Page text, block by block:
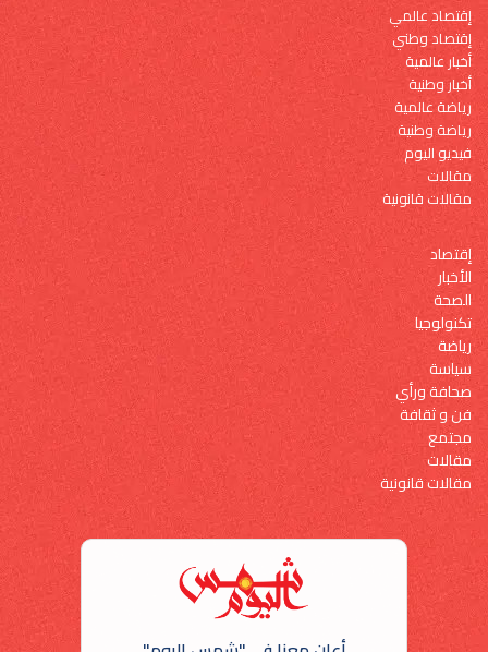
إقتصاد عالمي
إقتصاد وطني
أخبار عالمية
أخبار وطنية
رياضة عالمية
رياضة وطنية
فيديو اليوم
مقالات
مقالات قانونية
إقتصاد
الأخبار
الصحة
تكنولوجيا
رياضة
سياسة
صحافة ورأي
فن و ثقافة
مجتمع
مقالات
مقالات قانونية